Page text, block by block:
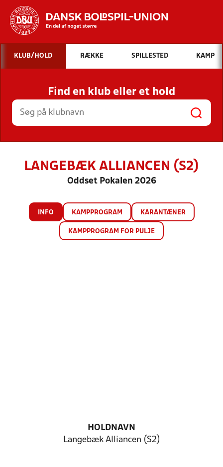
Hvad vil du søge efter?
INDHOLD OG NYHEDER
STILLINGER, RESULTATER, KLUBBER OG
HOLD
KLUB/HOLD RÆKKE SPILLESTED KAMP
Find en klub eller et hold
LANGEBÆK ALLIANCEN (S2)
Oddset Pokalen 2026
INFO KAMPPROGRAM KARANTÆNER
KAMPPROGRAM FOR PULJE
HOLDNAVN
Langebæk Alliancen (S2)